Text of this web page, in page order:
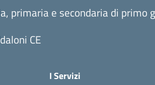
primaria e secondaria di primo
CE
I Servizi